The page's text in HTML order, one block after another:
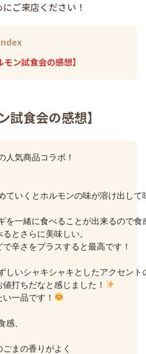
ご来店ください！
ン試食会の感想】
試食会の感想】
気商品コラボ！
いくとホルモンの味が溶け出して
一緒に食べることが出来るので食
とさらに美味しい。
辛さをプラスすると最高です！
いシャキシャキとしたアクセント
打ちだなと感じました！
一品です！
、
まの香りがよく